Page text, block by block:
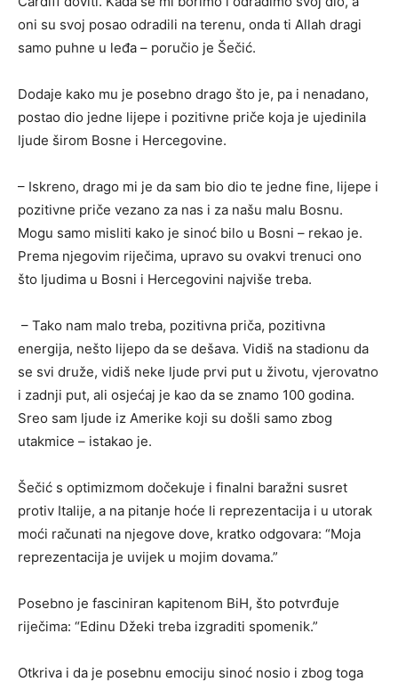
oni su svoj posao odradili na terenu, onda ti Allah dragi
samo puhne u leđa – poručio je Šečić.
Dodaje kako mu je posebno drago što je, pa i nenadano,
postao dio jedne lijepe i pozitivne priče koja je ujedinila
ljude širom Bosne i Hercegovine.
– Iskreno, drago mi je da sam bio dio te jedne fine, lijepe i
pozitivne priče vezano za nas i za našu malu Bosnu.
Mogu samo misliti kako je sinoć bilo u Bosni – rekao je.
Prema njegovim riječima, upravo su ovakvi trenuci ono
što ljudima u Bosni i Hercegovini najviše treba.
– Tako nam malo treba, pozitivna priča, pozitivna
energija, nešto lijepo da se dešava. Vidiš na stadionu da
se svi druže, vidiš neke ljude prvi put u životu, vjerovatno
i zadnji put, ali osjećaj je kao da se znamo 100 godina.
Sreo sam ljude iz Amerike koji su došli samo zbog
utakmice – istakao je.
Šečić s optimizmom dočekuje i finalni baražni susret
protiv Italije, a na pitanje hoće li reprezentacija i u utorak
moći računati na njegove dove, kratko odgovara: “Moja
reprezentacija je uvijek u mojim dovama.”
Posebno je fasciniran kapitenom BiH, što potvrđuje
riječima: “Edinu Džeki treba izgraditi spomenik.”
Otkriva i da je posebnu emociju sinoć nosio i zbog toga